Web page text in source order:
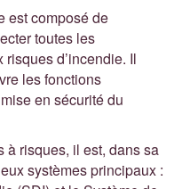
est composé de
toutes les
d’incendie. Il
les fonctions
en sécurité du
à risques, il est, dans sa
systèmes principaux :